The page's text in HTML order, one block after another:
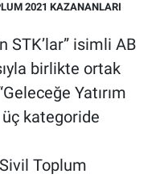
2021 KAZANANLARI
STK’lar” isimli AB
birlikte ortak
Yatırım
kategoride
Toplum